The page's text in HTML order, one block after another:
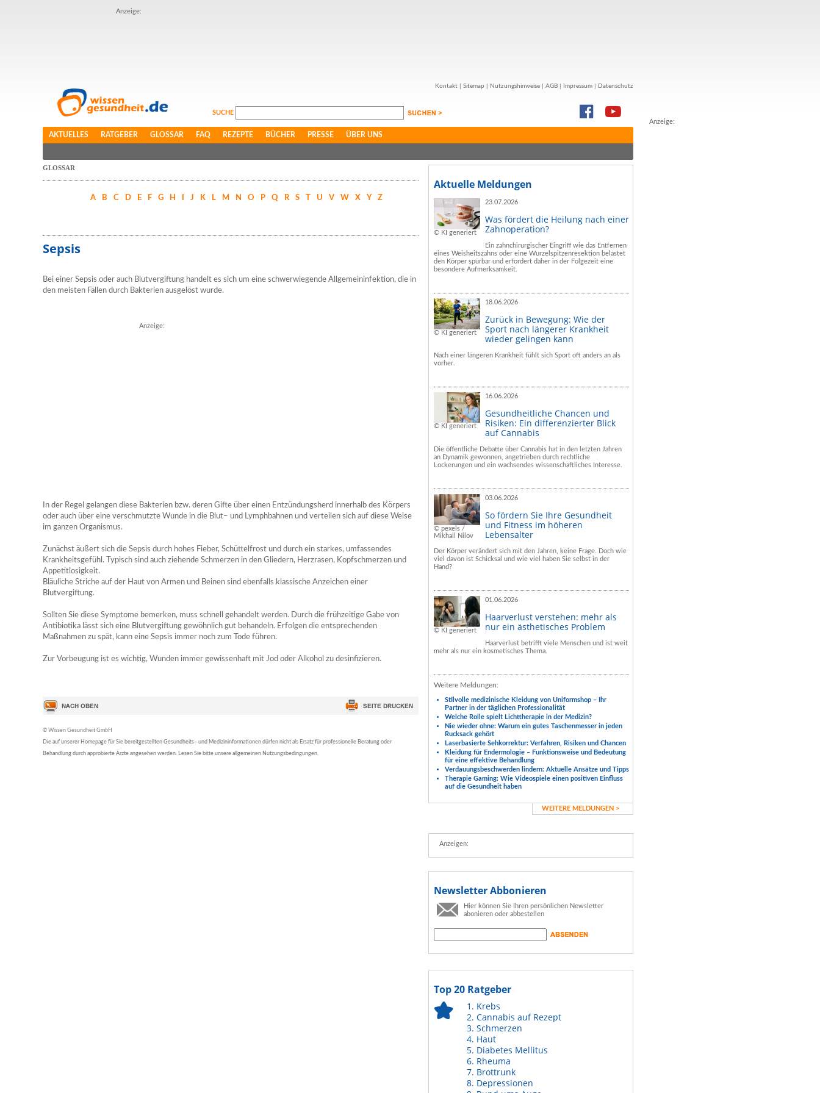
Anzeige:
Anzeige:
Kontakt Sitemap Nutzungshinweise AGB Impressum Datenschutz
SUCHE
AKTUELLES RATGEBER GLOSSAR FAQ REZEPTE BÜCHER PRESSE ÜBER UNS
GLOSSAR
A B C D E F G H J K L M N O P Q R S T U V W X Y Z
Sepsis
Bei einer Sepsis oder auch Blutvergiftung handelt es sich um eine schwerwiegende Allgemeininfektion, die in
den meisten Fällen durch Bakterien ausgelöst wurde.
Anzeige:
In der Regel gelangen diese Bakterien bzw. deren Gifte über einen Entzündungsherd innerhalb des Körpers
oder auch über eine verschmutzte Wunde in die Blut– und Lymphbahnen und verteilen sich auf diese Weise
im ganzen Organismus.
Zunächst äußert sich die Sepsis durch hohes Fieber, Schüttelfrost und durch ein starkes, umfassendes
Krankheitsgefühl. Typisch sind auch ziehende Schmerzen in den Gliedern, Herzrasen, Kopfschmerzen und
Appetitlosigkeit.
Bläuliche Striche auf der Haut von Armen und Beinen sind ebenfalls klassische Anzeichen einer
Blutvergiftung.
Sollten Sie diese Symptome bemerken, muss schnell gehandelt werden. Durch die frühzeitige Gabe von
Antibiotika lässt sich eine Blutvergiftung gewöhnlich gut behandeln. Erfolgen die entsprechenden
Maßnahmen zu spät, kann eine Sepsis immer noch zum Tode führen.
Zur Vorbeugung ist es wichtig, Wunden immer gewissenhaft mit Jod oder Alkohol zu desinfizieren.
© Wissen Gesundheit GmbH
Die auf unserer Homepage für Sie bereitgestellten Gesundheits– und Medizininformationen dürfen nicht als Ersatz für professionelle Beratung oder
Behandlung durch approbierte Ärzte angesehen werden. Lesen Sie bitte unsere allgemeinen Nutzungsbedingungen.
Aktuelle Meldungen
© KI generiert
23.07.2026
Was fördert die Heilung nach einer
Zahnoperation?
Ein zahnchirurgischer Eingriff wie das Entfernen
eines Weisheitszahns oder eine Wurzelspitzenresektion belastet
den Körper spürbar und erfordert daher in der Folgezeit eine
besondere Aufmerksamkeit.
© KI generiert
18.06.2026
Zurück in Bewegung: Wie der
Sport nach längerer Krankheit
wieder gelingen kann
Nach einer längeren Krankheit fühlt sich Sport oft anders an als
vorher.
© KI generiert
16.06.2026
Gesundheitliche Chancen und
Risiken: Ein differenzierter Blick
auf Cannabis
Die öffentliche Debatte über Cannabis hat in den letzten Jahren
an Dynamik gewonnen, angetrieben durch rechtliche
Lockerungen und ein wachsendes wissenschaftliches Interesse.
© pexels /
Mikhail Nilov
03.06.2026
So fördern Sie Ihre Gesundheit
und Fitness im höheren
Lebensalter
Der Körper verändert sich mit den Jahren, keine Frage. Doch wie
viel davon ist Schicksal und wie viel haben Sie selbst in der
Hand?
© KI generiert
01.06.2026
Haarverlust verstehen: mehr als
nur ein ästhetisches Problem
Haarverlust betrifft viele Menschen und ist weit
mehr als nur ein kosmetisches Thema.
Weitere Meldungen:
Stilvolle medizinische Kleidung von Uniformshop – Ihr
Partner in der täglichen Professionalität
Welche Rolle spielt Lichttherapie in der Medizin?
Nie wieder ohne: Warum ein gutes Taschenmesser in jeden
Rucksack gehört
Laserbasierte Sehkorrektur: Verfahren, Risiken und Chancen
Kleidung für Endermologie – Funktionsweise und Bedeutung
für eine effektive Behandlung
Verdauungsbeschwerden lindern: Aktuelle Ansätze und Tipps
Therapie Gaming: Wie Videospiele einen positiven Einfluss
auf die Gesundheit haben
WEITERE MELDUNGEN >
Anzeigen:
Newsletter Abbonieren
Hier können Sie Ihren persönlichen Newsletter
abonieren oder abbestellen
Top 20 Ratgeber
Krebs
Cannabis auf Rezept
Schmerzen
Haut
Diabetes Mellitus
Rheuma
Brottrunk
Depressionen